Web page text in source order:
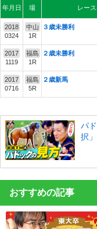
年月日 場 レー
2018
0324
中山
1R
３歳未勝利
2017
1119
福島
1R
２歳未勝利
2017
0716
福島
5R
２歳新馬
パ
択
おすすめの記事